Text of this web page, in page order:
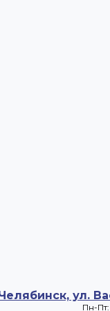
ул.
Пн-